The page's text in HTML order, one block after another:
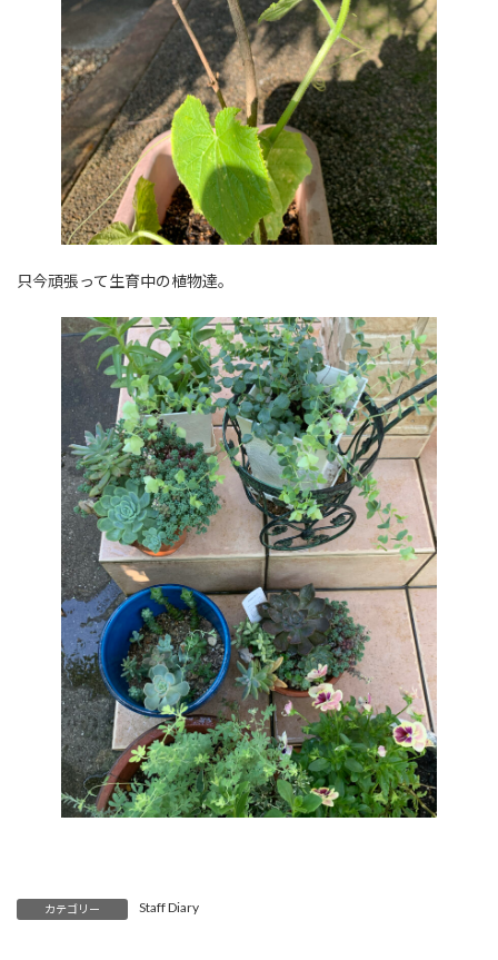
只今頑張って生育中の植物達。
カテゴリー Staff Diary